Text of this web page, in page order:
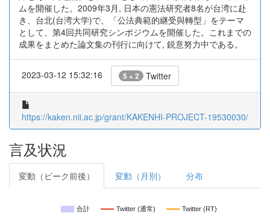
ムを開催した。2009年3月, 日本の憲法研究者8名が台湾に赴
き、台北(台湾大学)で、「公法典範的継受與轉型」をテーマ
として、第4回共同研究シンポジウムを開催した。これまでの
成果をまとめた論文集の刊行に向けて, 鋭意努力中である。
2023-03-12 15:32:16 5 + 2 Twitter
https://kaken.nii.ac.jp/grant/KAKENHI-PROJECT-19530030/
言及状況
変動（ピーク前後） 変動（月別） 分布
合計 Twitter (通常) Twitter (RT)